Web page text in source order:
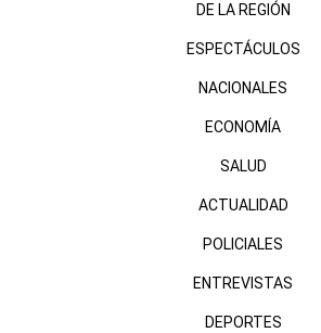
DE LA REGIÓN
ESPECTÁCULOS
NACIONALES
ECONOMÍA
SALUD
ACTUALIDAD
POLICIALES
ENTREVISTAS
DEPORTES